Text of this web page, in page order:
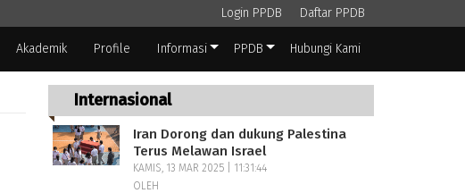
Login PPDB Daftar PPDB
Akademik Profile Informasi PPDB Hubungi Kami
Internasional
Iran Dorong dan dukung Palestina
Terus Melawan Israel
KAMIS, 13 MAR 2025 | 11:31:44
OLEH